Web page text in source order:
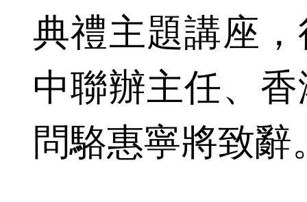
典禮主題講座
中聯辦主任、
問駱惠寧將致辭